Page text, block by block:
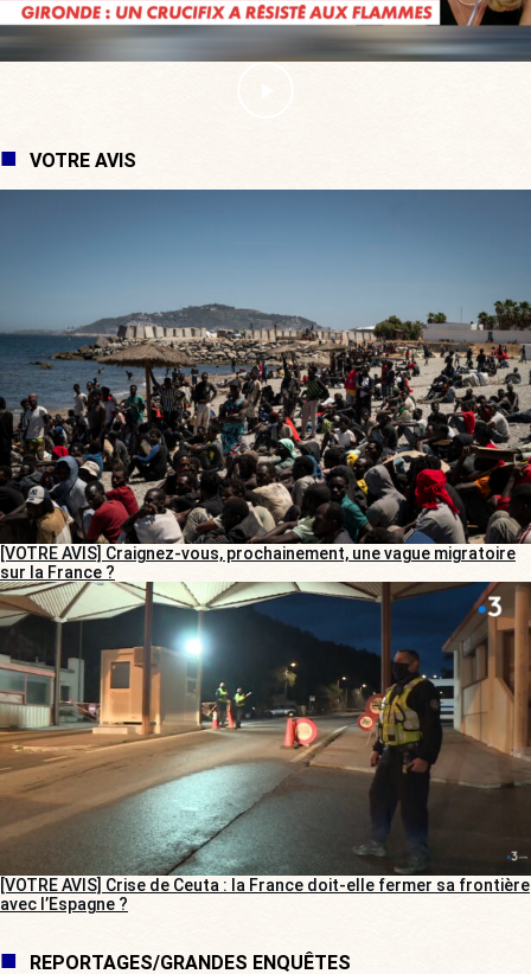
VOTRE AVIS
[VOTRE AVIS] Craignez-vous, prochainement, une vague migratoire
sur la France ?
[VOTRE AVIS] Crise de Ceuta : la France doit-elle fermer sa frontière
avec l’Espagne ?
REPORTAGES/GRANDES ENQUÊTES